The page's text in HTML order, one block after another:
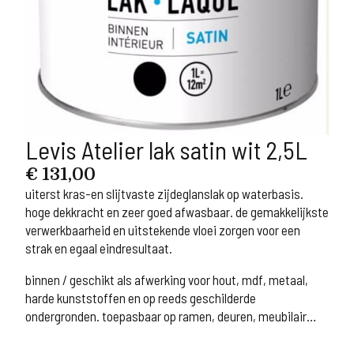
Levis Atelier lak satin wit 2,5L
€ 131,00
uiterst kras-en slijtvaste zijdeglanslak op waterbasis.
hoge dekkracht en zeer goed afwasbaar. de gemakkelijkste
verwerkbaarheid en uitstekende vloei zorgen voor een
strak en egaal eindresultaat.
binnen / geschikt als afwerking voor hout, mdf, metaal,
harde kunststoffen en op reeds geschilderde
ondergronden. toepasbaar op ramen, deuren, meubilair…